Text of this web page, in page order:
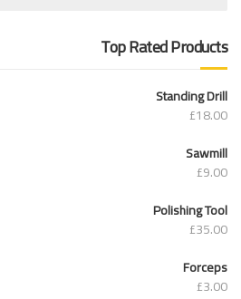
Top Rated Products
Standing Drill
£18.00
Sawmill
£9.00
Polishing Tool
£35.00
Forceps
£3.00